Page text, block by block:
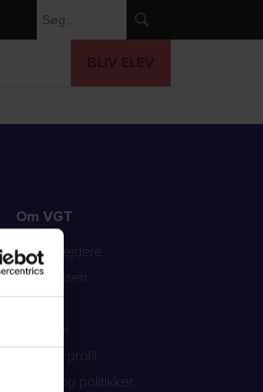
BLIV ELEV
Om VGT
Medarbejdere
Bestyrelsen
Kalender
Skolens profil
Regler og politikker